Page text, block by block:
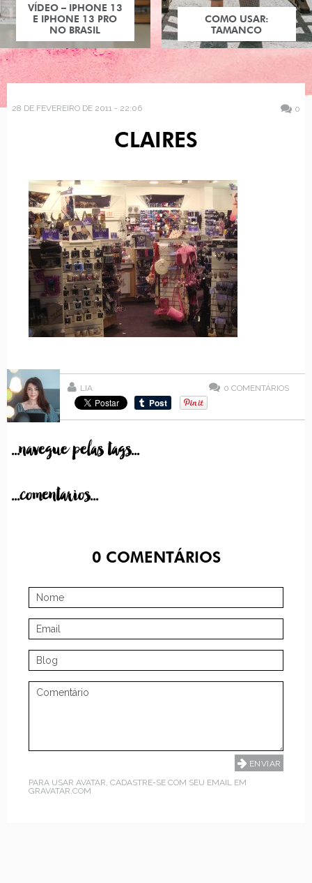
VÍDEO – IPHONE 13
E IPHONE 13 PRO
NO BRASIL
COMO USAR:
TAMANCO
28 DE FEVEREIRO DE 2011 - 22:06 0
CLAIRES
LIA 0 COMENTÁRIOS
...navegue pelas tags...
...comentarios...
0COMENTÁRIOS
PARA USAR AVATAR, CADASTRE-SE COM SEU EMAIL EM
GRAVATAR.COM